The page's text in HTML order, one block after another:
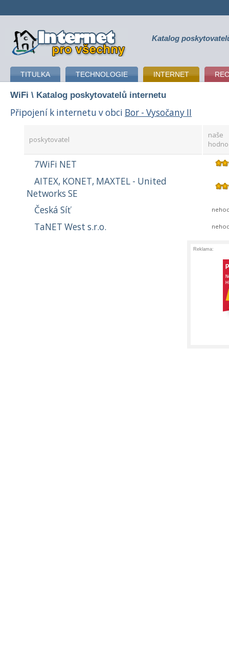
připojení k internetu Katalog
TITULKA TECHNOLOGIE INTERNET
WiFi \ Katalog poskytovatelů internetu
Připojení k internetu v obci Bor - Vysočany II
poskytovatel
naše
7WiFi NET
AITEX, KONET, MAXTEL - United
Networks SE
Česká Síť
TaNET West s.r.o.
Reklama: